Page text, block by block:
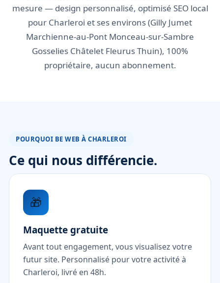
mesure — design personnalisé, optimisé SEO local
pour Charleroi et ses environs (Gilly Jumet
Marchienne-au-Pont Monceau-sur-Sambre
Gosselies Châtelet Fleurus Thuin), 100%
propriétaire, aucun abonnement.
POURQUOI BE WEB À CHARLEROI
Ce qui nous différencie.
🎁
Maquette gratuite
Avant tout engagement, vous visualisez votre
futur site. Personnalisé pour votre activité à
Charleroi, livré en 48h.